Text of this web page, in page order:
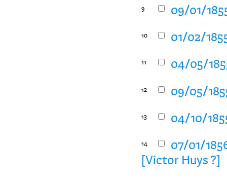
9 09/01/
10 01/02/
11 04/05/
12 09/05/
13 04/10/
14
07/01/
[Victor Huys ?]